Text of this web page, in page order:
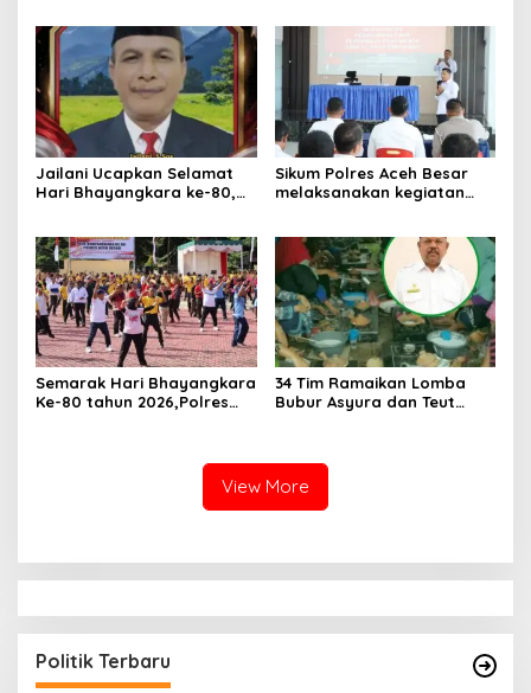
Emas Tanpa Izin Di
Kawasan Hutan Jantho
Jailani Ucapkan Selamat
Hari Bhayangkara ke-80,
Masyarakat
Sikum Polres Aceh Besar
melaksanakan kegiatan
dan Praperadilan Menurut
KUHP dan KUHAP Baru
Semarak Hari Bhayangkara
Ke-80 tahun 2026,Polres
34 Tim Ramaikan Lomba
Bubur Asyura dan Teut
View More
Politik Terbaru